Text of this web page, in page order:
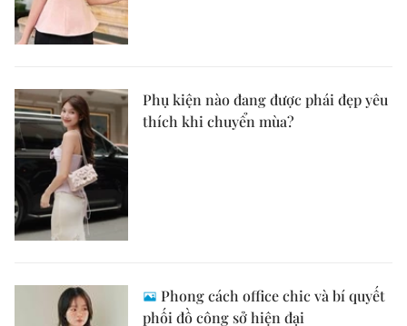
Phụ kiện nào đang được phái đẹp yêu
thích khi chuyển mùa?
Phong cách office chic và bí quyết
phối đồ công sở hiện đại